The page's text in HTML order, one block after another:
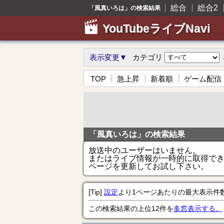
「風真いろは」の検索結果 総合 総合2
YouTubeライブNavi
表示変更▼ カテゴリ
TOP 急上昇 新着順 ゲーム配信
「風真いろは」の検索結果
放送中のユーザーはいません。
またはライブ情報が一時的に取得で
ページを更新してお試し下さい。
[Tip] 設定より1ページあたりの最大表示件
この検索結果の上位12件を多窓表示する。